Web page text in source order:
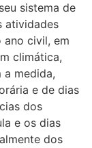
sistema de
atividades
ano civil, em
climática,
medida,
e de dias
dos
e os dias
dos